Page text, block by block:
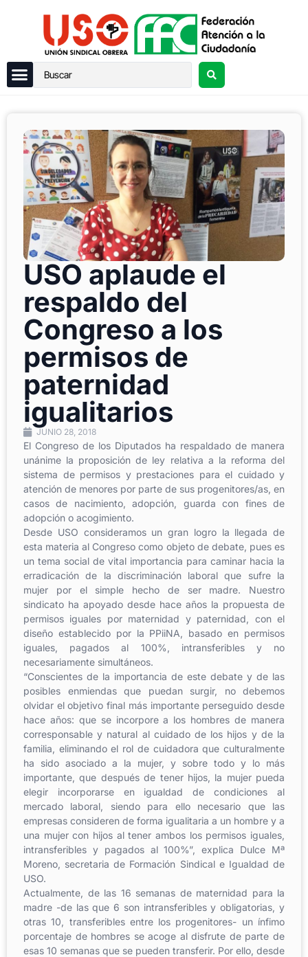
USO aplaude el
respaldo del
Congreso a los
permisos de
paternidad
igualitarios
JUNIO 28, 2018
El Congreso de los Diputados ha respaldado de manera
unánime la proposición de ley relativa a la reforma del
sistema de permisos y prestaciones para el cuidado y
atención de menores por parte de sus progenitores/as, en
casos de nacimiento, adopción, guarda con fines de
adopción o acogimiento.
Desde USO consideramos un gran logro la llegada de
esta materia al Congreso como objeto de debate, pues es
un tema social de vital importancia para caminar hacia la
erradicación de la discriminación laboral que sufre la
mujer por el simple hecho de ser madre. Nuestro
sindicato ha apoyado desde hace años la propuesta de
permisos iguales por maternidad y paternidad, con el
diseño establecido por la PPiiNA, basado en permisos
iguales, pagados al 100%, intransferibles y no
necesariamente simultáneos.
“Conscientes de la importancia de este debate y de las
posibles enmiendas que puedan surgir, no debemos
olvidar el objetivo final más importante perseguido desde
hace años: que se incorpore a los hombres de manera
corresponsable y natural al cuidado de los hijos y de la
familia, eliminando el rol de cuidadora que culturalmente
ha sido asociado a la mujer, y sobre todo y lo más
importante, que después de tener hijos, la mujer pueda
elegir incorporarse en igualdad de condiciones al
mercado laboral, siendo para ello necesario que las
empresas consideren de forma igualitaria a un hombre y a
una mujer con hijos al tener ambos los permisos iguales,
intransferibles y pagados al 100%”, explica Dulce Mª
Moreno, secretaria de Formación Sindical e Igualdad de
USO.
Actualmente, de las 16 semanas de maternidad para la
madre -de las que 6 son intransferibles y obligatorias, y
otras 10, transferibles entre los progenitores- un ínfimo
porcentaje de hombres se acoge al disfrute de parte de
esas 10 semanas que se pueden transferir. Por ello, desde